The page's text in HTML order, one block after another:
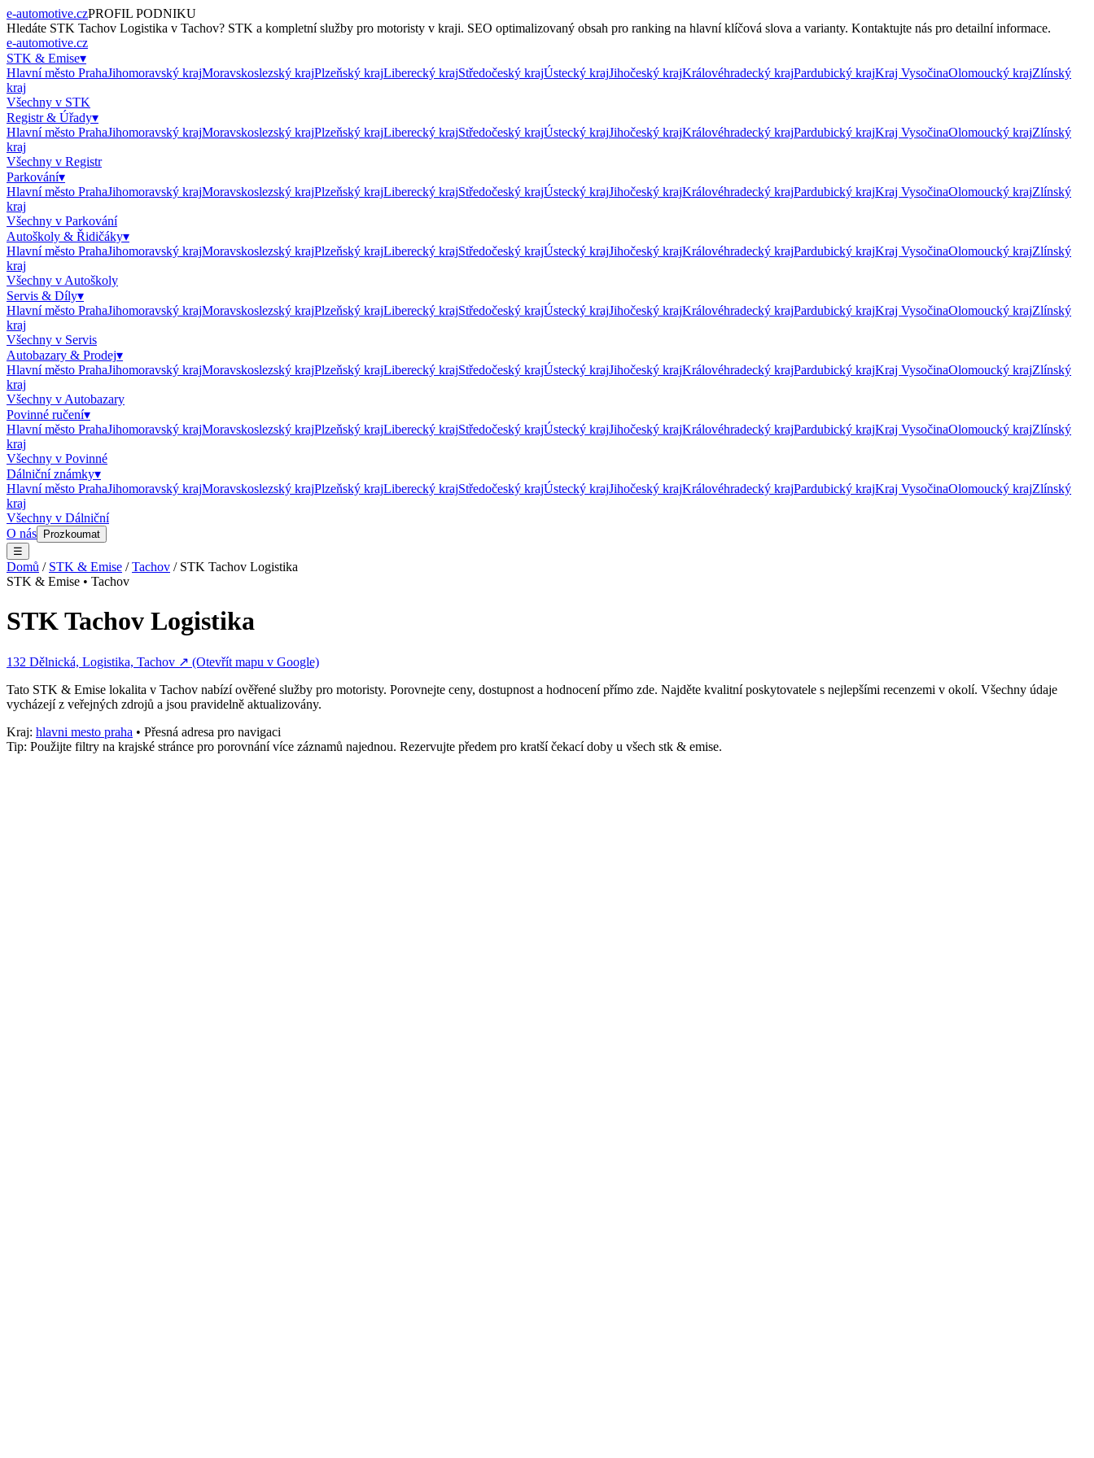
e-automotive.czPROFIL PODNIKU
Hledáte STK Tachov Logistika v Tachov? STK a kompletní služby pro motoristy v kraji. SEO optimalizovaný obsah pro ranking na hlavní klíčová slova a varianty. Kontaktujte nás pro detailní informace.
e-automotive.cz
STK & Emise▾
Hlavní město PrahaJihomoravský krajMoravskoslezský krajPlzeňský krajLiberecký krajStředočeský krajÚstecký krajJihočeský krajKrálovéhradecký krajPardubický krajKraj VysočinaOlomoucký krajZlínský
kraj
Všechny v STK
Registr & Úřady▾
Hlavní město PrahaJihomoravský krajMoravskoslezský krajPlzeňský krajLiberecký krajStředočeský krajÚstecký krajJihočeský krajKrálovéhradecký krajPardubický krajKraj VysočinaOlomoucký krajZlínský
kraj
Všechny v Registr
Parkování▾
Hlavní město PrahaJihomoravský krajMoravskoslezský krajPlzeňský krajLiberecký krajStředočeský krajÚstecký krajJihočeský krajKrálovéhradecký krajPardubický krajKraj VysočinaOlomoucký krajZlínský
kraj
Všechny v Parkování
Autoškoly & Řidičáky▾
Hlavní město PrahaJihomoravský krajMoravskoslezský krajPlzeňský krajLiberecký krajStředočeský krajÚstecký krajJihočeský krajKrálovéhradecký krajPardubický krajKraj VysočinaOlomoucký krajZlínský
kraj
Všechny v Autoškoly
Servis & Díly▾
Hlavní město PrahaJihomoravský krajMoravskoslezský krajPlzeňský krajLiberecký krajStředočeský krajÚstecký krajJihočeský krajKrálovéhradecký krajPardubický krajKraj VysočinaOlomoucký krajZlínský
kraj
Všechny v Servis
Autobazary & Prodej▾
Hlavní město PrahaJihomoravský krajMoravskoslezský krajPlzeňský krajLiberecký krajStředočeský krajÚstecký krajJihočeský krajKrálovéhradecký krajPardubický krajKraj VysočinaOlomoucký krajZlínský
kraj
Všechny v Autobazary
Povinné ručení▾
Hlavní město PrahaJihomoravský krajMoravskoslezský krajPlzeňský krajLiberecký krajStředočeský krajÚstecký krajJihočeský krajKrálovéhradecký krajPardubický krajKraj VysočinaOlomoucký krajZlínský
kraj
Všechny v Povinné
Dálniční známky▾
Hlavní město PrahaJihomoravský krajMoravskoslezský krajPlzeňský krajLiberecký krajStředočeský krajÚstecký krajJihočeský krajKrálovéhradecký krajPardubický krajKraj VysočinaOlomoucký krajZlínský
kraj
Všechny v Dálniční
O nás
Prozkoumat
☰
Domů / STK & Emise /Tachov / STK Tachov Logistika
STK & Emise • Tachov
STK Tachov Logistika
132 Dělnická, Logistika, Tachov ↗ (Otevřít mapu v Google)
Tato STK & Emise lokalita v Tachov nabízí ověřené služby pro motoristy. Porovnejte ceny, dostupnost a hodnocení přímo zde. Najděte kvalitní poskytovatele s nejlepšími recenzemi v okolí. Všechny údaje
vycházejí z veřejných zdrojů a jsou pravidelně aktualizovány.
Kraj: hlavni mesto praha • Přesná adresa pro navigaci
Tip: Použijte filtry na krajské stránce pro porovnání více záznamů najednou. Rezervujte předem pro kratší čekací doby u všech stk & emise.